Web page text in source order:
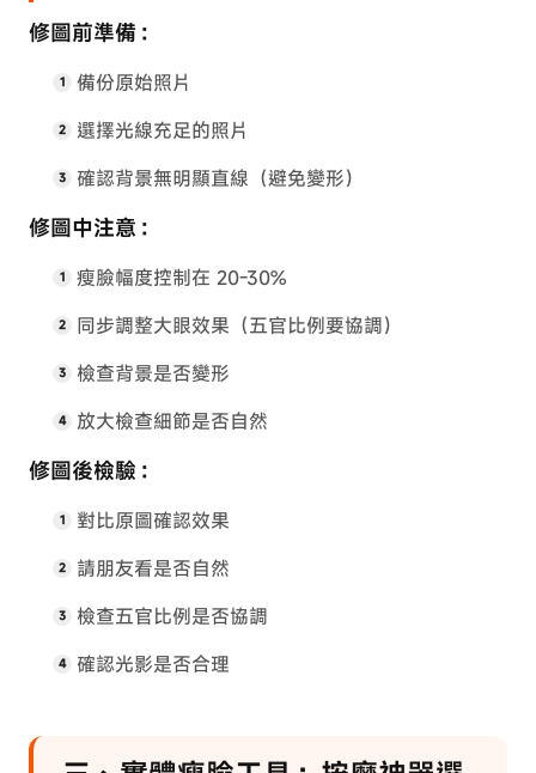
修圖前準備：
備份原始照片
選擇光線充足的照片
確認背景無明顯直線（避免變形）
修圖中注意：
瘦臉幅度控制在 20-30%
同步調整大眼效果（五官比例要協調）
檢查背景是否變形
放大檢查細節是否自然
修圖後檢驗：
對比原圖確認效果
請朋友看是否自然
檢查五官比例是否協調
確認光影是否合理